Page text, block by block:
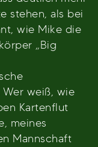
stehen, als bei
wie Mike die
„Big
Wer weiß, wie
Kartenflut
meines
Mannschaft